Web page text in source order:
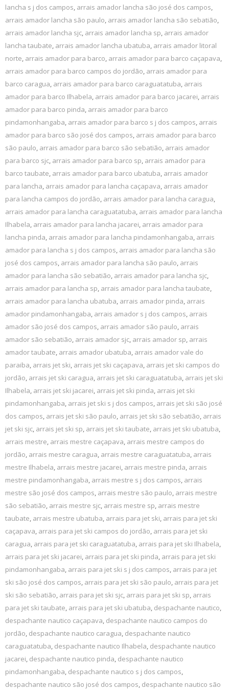
lancha s j dos campos, arrais amador lancha são josé dos campos,
arrais amador lancha são paulo, arrais amador lancha são sebatião,
arrais amador lancha sjc, arrais amador lancha sp, arrais amador
lancha taubate, arrais amador lancha ubatuba, arrais amador litoral
norte, arrais amador para barco, arrais amador para barco caçapava,
arrais amador para barco campos do jordão, arrais amador para
barco caragua, arrais amador para barco caraguatatuba, arrais
amador para barco Ilhabela, arrais amador para barco jacarei, arrais
amador para barco pinda, arrais amador para barco
pindamonhangaba, arrais amador para barco s j dos campos, arrais
amador para barco são josé dos campos, arrais amador para barco
são paulo, arrais amador para barco são sebatião, arrais amador
para barco sjc, arrais amador para barco sp, arrais amador para
barco taubate, arrais amador para barco ubatuba, arrais amador
para lancha, arrais amador para lancha caçapava, arrais amador
para lancha campos do jordão, arrais amador para lancha caragua,
arrais amador para lancha caraguatatuba, arrais amador para lancha
Ilhabela, arrais amador para lancha jacarei, arrais amador para
lancha pinda, arrais amador para lancha pindamonhangaba, arrais
amador para lancha s j dos campos, arrais amador para lancha são
josé dos campos, arrais amador para lancha são paulo, arrais
amador para lancha são sebatião, arrais amador para lancha sjc,
arrais amador para lancha sp, arrais amador para lancha taubate,
arrais amador para lancha ubatuba, arrais amador pinda, arrais
amador pindamonhangaba, arrais amador s j dos campos, arrais
amador são josé dos campos, arrais amador são paulo, arrais
amador são sebatião, arrais amador sjc, arrais amador sp, arrais
amador taubate, arrais amador ubatuba, arrais amador vale do
paraiba, arrais jet ski, arrais jet ski caçapava, arrais jet ski campos do
jordão, arrais jet ski caragua, arrais jet ski caraguatatuba, arrais jet ski
Ilhabela, arrais jet ski jacarei, arrais jet ski pinda, arrais jet ski
pindamonhangaba, arrais jet ski s j dos campos, arrais jet ski são josé
dos campos, arrais jet ski são paulo, arrais jet ski são sebatião, arrais
jet ski sjc, arrais jet ski sp, arrais jet ski taubate, arrais jet ski ubatuba,
arrais mestre, arrais mestre caçapava, arrais mestre campos do
jordão, arrais mestre caragua, arrais mestre caraguatatuba, arrais
mestre Ilhabela, arrais mestre jacarei, arrais mestre pinda, arrais
mestre pindamonhangaba, arrais mestre s j dos campos, arrais
mestre são josé dos campos, arrais mestre são paulo, arrais mestre
são sebatião, arrais mestre sjc, arrais mestre sp, arrais mestre
taubate, arrais mestre ubatuba, arrais para jet ski, arrais para jet ski
caçapava, arrais para jet ski campos do jordão, arrais para jet ski
caragua, arrais para jet ski caraguatatuba, arrais para jet ski Ilhabela,
arrais para jet ski jacarei, arrais para jet ski pinda, arrais para jet ski
pindamonhangaba, arrais para jet ski s j dos campos, arrais para jet
ski são josé dos campos, arrais para jet ski são paulo, arrais para jet
ski são sebatião, arrais para jet ski sjc, arrais para jet ski sp, arrais
para jet ski taubate, arrais para jet ski ubatuba, despachante nautico,
despachante nautico caçapava, despachante nautico campos do
jordão, despachante nautico caragua, despachante nautico
caraguatatuba, despachante nautico Ilhabela, despachante nautico
jacarei, despachante nautico pinda, despachante nautico
pindamonhangaba, despachante nautico s j dos campos,
despachante nautico são josé dos campos, despachante nautico são